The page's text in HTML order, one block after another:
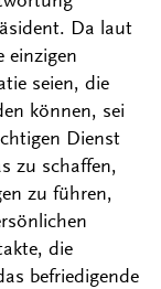
Da laut
einzigen
seien, die
können, sei
Dienst
zu schaffen,
zu führen,
die
befriedigende